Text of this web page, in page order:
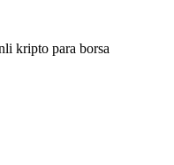
kripto para borsa